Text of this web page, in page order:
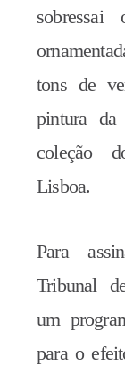
tons de
pintura da
coleção
Lisboa.
Para
Tribunal
um
para o